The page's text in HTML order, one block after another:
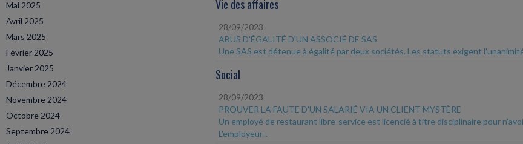
Mai 2025
Avril 2025
Mars 2025
Février 2025
Janvier 2025
Décembre 2024
Novembre 2024
Octobre 2024
Septembre 2024
Vie des affaires
28/09/2023
ABUS D'ÉGALITÉ D'UN ASSOCIÉ DE SAS
Une SAS est détenue à égalité par deux sociétés. Les statuts exigent
Social
28/09/2023
PROUVER LA FAUTE D'UN SALARIÉ VIA UN CLIENT MYSTÈRE
Un employé de restaurant libre-service est licencié à titre disciplinaire pour
L'employeur...